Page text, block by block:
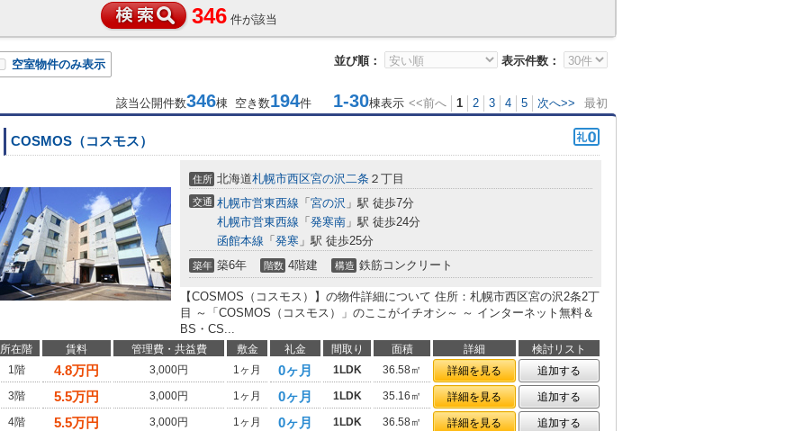
346 件が該当
並び順： 表示件数：
空室物件のみ表示
該当公開件数346棟 空き数194件 1-30棟表示 <<前へ 1 2 3 4 5 次へ>> 最初
COSMOS（コスモス）
住所 北海道札幌市西区宮の沢二条 ２丁目
交通 札幌市営東西線 「 宮の沢 」駅 徒歩7分
札幌市営東西線 「 発寒南 」駅 徒歩24分
函館本線 「 発寒 」駅 徒歩25分
築年 築6年 階数 4階建 構造 鉄筋コンクリート
【COSMOS（コスモス）】の物件詳細について 住所：札幌市西区宮の沢2条2丁
目 ～「COSMOS（コスモス）」のここがイチオシ～ ～ インターネット無料＆
BS・CS...
所在階 賃料 管理費・共益費 敷金 礼金 間取り 面積 詳細
検討リスト
1階
4.8万円 3,000円 1ヶ月 0ヶ月 1LDK 36.58㎡ 詳細を見る
追加する
3階
5.5万円 3,000円 1ヶ月 0ヶ月 1LDK 35.16㎡ 詳細を見る
追加する
4階
5.5万円 3,000円 1ヶ月 0ヶ月 1LDK 36.58㎡ 詳細を見る 追加する